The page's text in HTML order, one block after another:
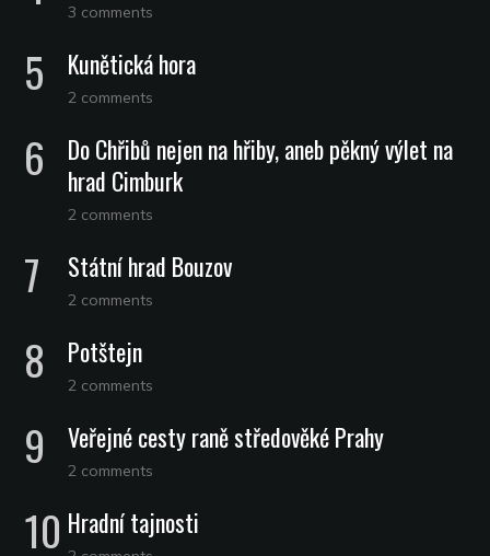
3 comments
Kunětická hora
2 comments
Do Chřibů nejen na hřiby, aneb pěkný výlet na
hrad Cimburk
2 comments
Státní hrad Bouzov
2 comments
Potštejn
2 comments
Veřejné cesty raně středověké Prahy
2 comments
Hradní tajnosti